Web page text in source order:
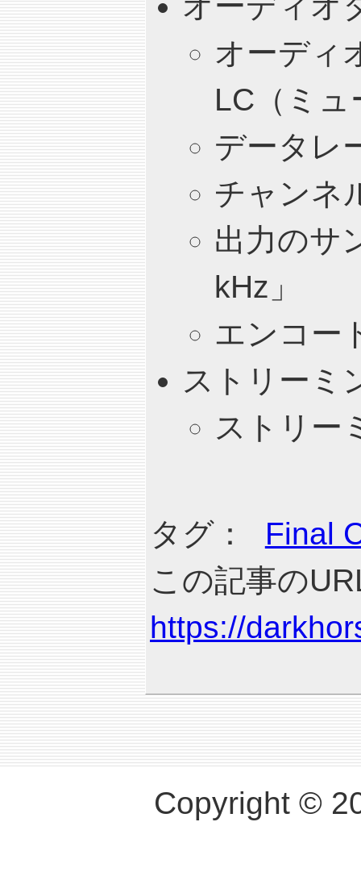
オーディ
LC（ミ
データレ
チャンネ
出力のサ
kHz」
エンコー
ストリーミ
ストリー
タグ：
Final
この記事の
https://
Copyright ©